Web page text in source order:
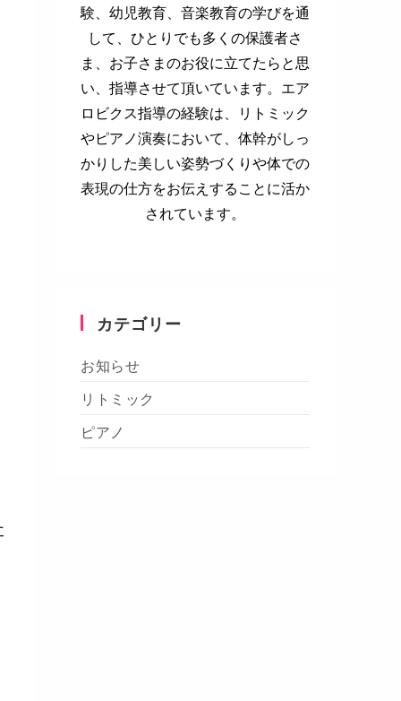
験、幼児教育、音楽教育の学びを通
して、ひとりでも多くの保護者さ
ま、お子さまのお役に立てたらと思
い、指導させて頂いています。エア
ロビクス指導の経験は、リトミック
やピアノ演奏において、体幹がしっ
かりした美しい姿勢づくりや体での
表現の仕方をお伝えすることに活か
されています。
カテゴリー
お知らせ
リトミック
ピアノ